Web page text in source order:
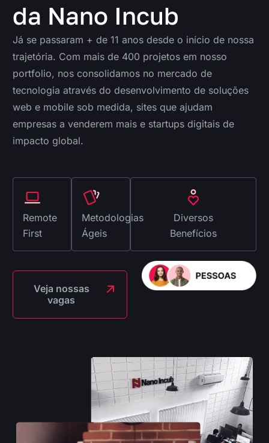
da Nano Incub
Já se passaram + de 11 anos desde o início de nossa
trajetória. Com mais de 400 projetos em nosso
portfolio, nos consolidamos no mercado de
tecnologia através do desenvolvimento de soluções
web e mobile sob medida, sites que ajudam
empresas a venderem mais e startups digitais de
impacto global.
Remote
First
Metodologias
Ágeis
Diversos
Benefícios
Veja nossas
vagas